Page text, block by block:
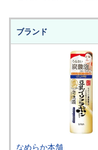
ブランド
なめらか本舗